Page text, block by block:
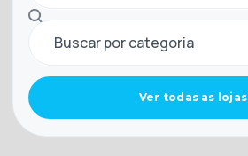
Buscar por categoria
Ver todas as lojas